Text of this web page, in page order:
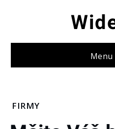
Menu
Home
FIRMY